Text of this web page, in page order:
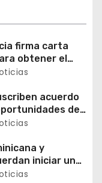
firma carta
obtener el
RD para el
acuerdo
de
en el
y
iniciar un